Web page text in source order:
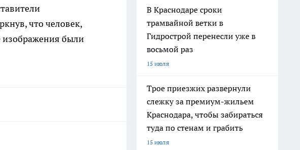
что человек,
изображения были
В Краснодаре сроки
трамвайной ветки в
Гидрострой перенесли уже в
восьмой раз
15 июля
Трое приезжих развернули
слежку за премиум-жильем
Краснодара, чтобы забираться
туда по стенам и грабить
15 июля